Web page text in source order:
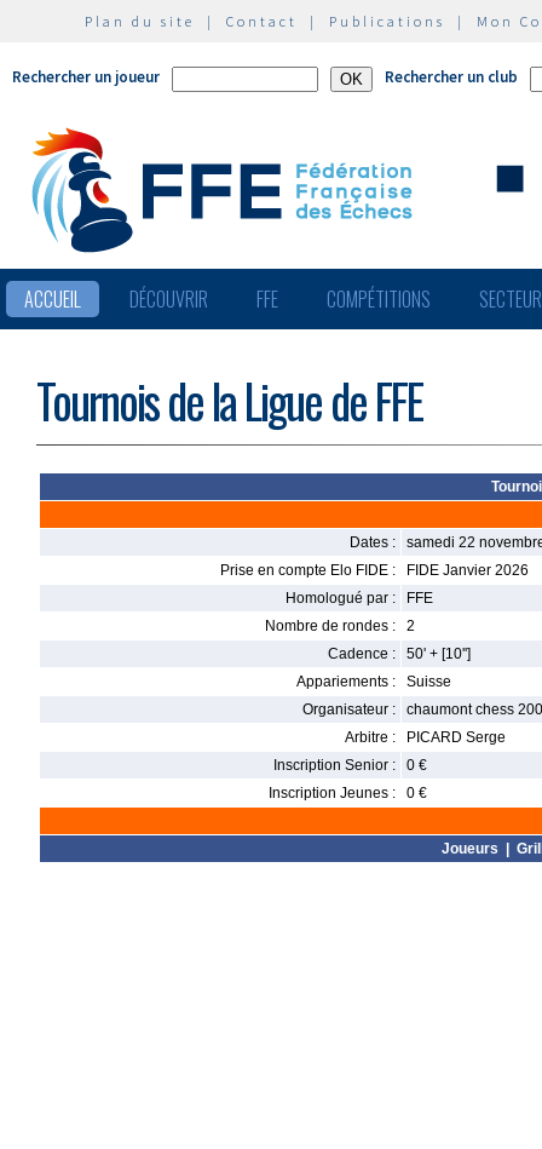
Plan du site | Contact | Publications | Mon
Rechercher un joueur Rechercher un club
ACCUEIL DÉCOUVRIR FFE COMPÉTITIONS
Tournois de la Ligue de FFE
Dates :
samedi 22
Prise en compte Elo FIDE :
FIDE Janvier 2026
Homologué par :
FFE
Nombre de rondes :
2
Cadence :
50' + [10'']
Appariements :
Suisse
Organisateur :
chaumont chess
Arbitre :
PICARD Serge
Inscription Senior :
0 €
Inscription Jeunes :
0 €
Joueurs